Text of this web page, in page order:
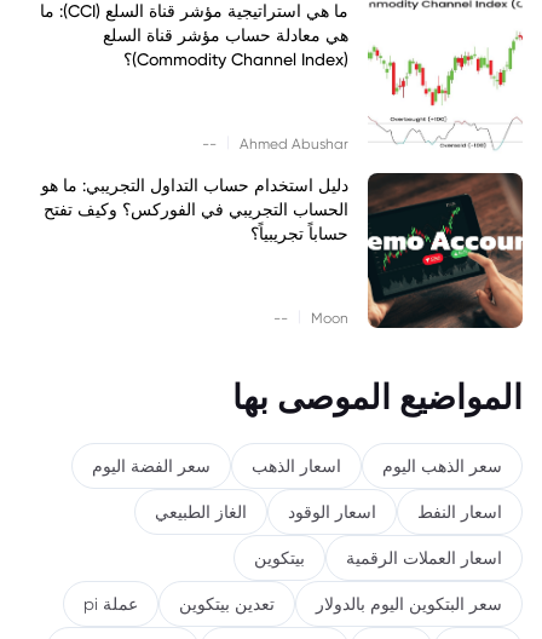
ما هي استراتيجية مؤشر قناة السلع (CCI): ما
هي معادلة حساب مؤشر قناة السلع
(Commodity Channel Index)؟
Ahmed Abushar
--
دليل استخدام حساب التداول التجريبي: ما هو
الحساب التجريبي في الفوركس؟ وكيف تفتح
حساباً تجريبياً؟
Moon
--
المواضيع الموصى بها
سعر الذهب اليوم اسعار الذهب سعر الفضة اليوم
اسعار النفط اسعار الوقود الغاز الطبيعي
اسعار العملات الرقمية بيتكوين
سعر البتكوين اليوم بالدولار تعدين بيتكوين عملة pi